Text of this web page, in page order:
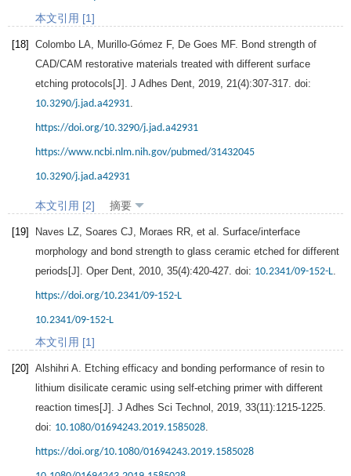
本文引用 [1]
[18] Colombo LA Murillo-Gómez F, De Goes MF. Bond strength of
CAD/CAM restorative materials treated with different surface
etching protocols[J]. J Adhes Dent 2019 21(4):307-317. doi:
10.3290/j.jad.a42931
https://doi.org/10.3290/j.jad.a42931
https://www.ncbi.nlm.nih.gov/pubmed/31432045
10.3290/j.jad.a42931
本文引用 [2] 摘要
[19] Naves LZ Soares CJ Moraes RR , et al. Surface/interface
morphology and bond strength to glass ceramic etched for different
periods[J]. Oper Dent 2010 35(4):420-427. doi: 10.2341/09-152-L
https://doi.org/10.2341/09-152-L
10.2341/09-152-L
本文引用 [1]
[20] Alshihri A.
Etching efficacy and bonding performance of resin to
lithium disilicate ceramic using self-etching primer with different
reaction times[J]. J Adhes Sci Technol 2019 33(11):1215-1225.
doi: 10.1080/01694243.2019.1585028
https://doi.org/10.1080/01694243.2019.1585028